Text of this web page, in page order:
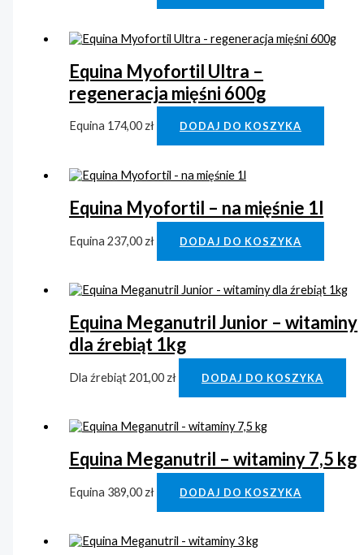
Equina Myofortil Ultra –
regeneracja mięśni 600g
Equina 174,00zł DODAJ DO KOSZYKA
Equina Myofortil – na mięśnie 1l
Equina237,00 zł DODAJ DO KOSZYKA
Equina Meganutril Junior – witaminy
dla źrebiąt 1kg
Dla źrebiąt201,00 zł DODAJ DO KOSZYKA
Equina Meganutril – witaminy 7,5 kg
Equina 389,00 zł DODAJ DO KOSZYKA